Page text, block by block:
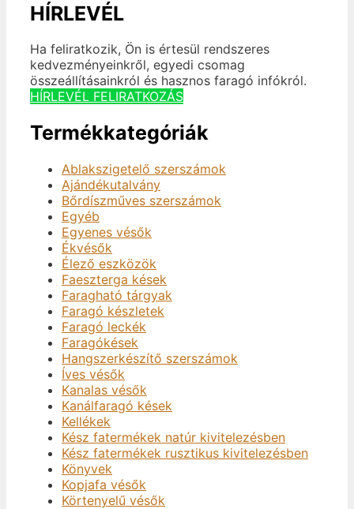
HÍRLEVÉL
Ha feliratkozik, Ön is értesül rendszeres
kedvezményeinkről, egyedi csomag
összeállításainkról és hasznos faragó infókról.
HÍRLEVÉL FELIRATKOZÁS
Termékkategóriák
Ablakszigetelő szerszámok
Ajándékutalvány
Bőrdíszműves szerszámok
Egyéb
Egyenes vésők
Ékvésők
Élező eszközök
Faeszterga kések
Faragható tárgyak
Faragó készletek
Faragó leckék
Faragókések
Hangszerkészítő szerszámok
Íves vésők
Kanalas vésők
Kanálfaragó kések
Kellékek
Kész fatermékek natúr kivitelezésben
Kész fatermékek rusztikus kivitelezésben
Könyvek
Kopjafa vésők
Körtenyelű vésők